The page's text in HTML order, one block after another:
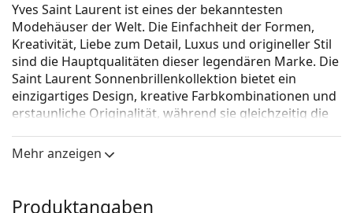
Yves Saint Laurent ist eines der bekanntesten
Modehäuser der Welt. Die Einfachheit der Formen,
Kreativität, Liebe zum Detail, Luxus und origineller Stil
sind die Hauptqualitäten dieser legendären Marke. Die
Saint Laurent Sonnenbrillenkollektion bietet ein
einzigartiges Design, kreative Farbkombinationen und
erstaunliche Originalität, während sie gleichzeitig die
Saint Laurent SL 408 002 59
Mit der virtuellen Anprobefunktion von Lentiamo
Mehr anzeigen
Produktangaben